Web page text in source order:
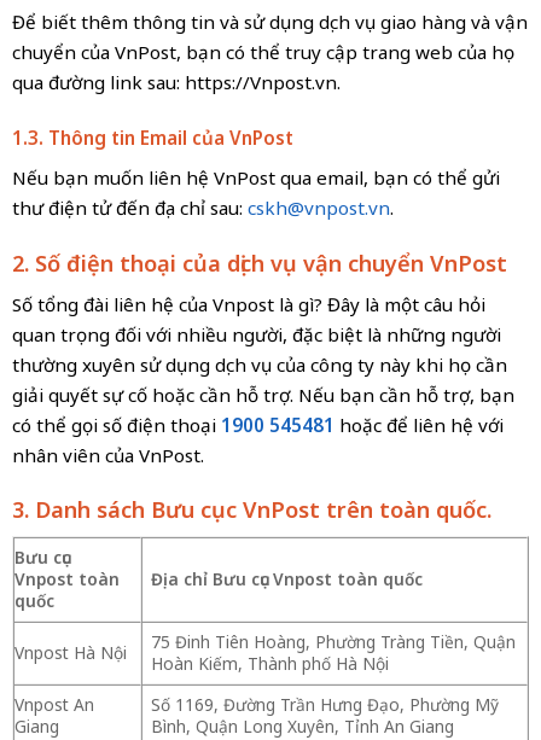
Để biết thêm thông tin và sử dụng dịch vụ giao hàng và vận
chuyển của VnPost, bạn có thể truy cập trang web của họ
qua đường link sau: https://Vnpost.vn.
1.3. Thông tin Email của VnPost
Nếu bạn muốn liên hệ VnPost qua email, bạn có thể gửi
thư điện tử đến địa chỉ sau: cskh@vnpost.vn.
2. Số điện thoại của dịch vụ vận chuyển VnPost
Số tổng đài liên hệ của Vnpost là gì? Đây là một câu hỏi
quan trọng đối với nhiều người, đặc biệt là những người
thường xuyên sử dụng dịch vụ của công ty này khi họ cần
giải quyết sự cố hoặc cần hỗ trợ. Nếu bạn cần hỗ trợ, bạn
có thể gọi số điện thoại 1900 545481 hoặc để liên hệ với
nhân viên của VnPost.
3. Danh sách Bưu cục VnPost trên toàn quốc.
Bưu cục
Vnpost toàn
quốc
Địa chỉ Bưu cục Vnpost toàn quốc
Vnpost Hà Nội
75 Đinh Tiên Hoàng, Phường Tràng Tiền, Quận
Hoàn Kiếm, Thành phố Hà Nội
Vnpost An
Giang
Số 1169, Đường Trần Hưng Đạo, Phường Mỹ
Bình, Quận Long Xuyên, Tỉnh An Giang